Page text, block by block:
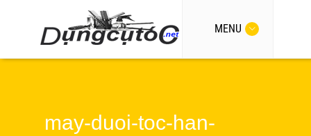
MENU
may-duoi-toc-han-